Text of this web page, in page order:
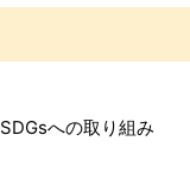
SDGsへの取り組み